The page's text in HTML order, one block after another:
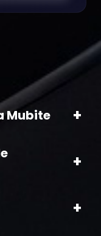
Mubite +
+
+